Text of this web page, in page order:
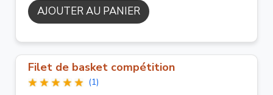
AJOUTER AU PANIER
Filet de basket compétition
(1)